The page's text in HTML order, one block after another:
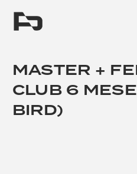
MASTER +
CLUB 6
BIRD)